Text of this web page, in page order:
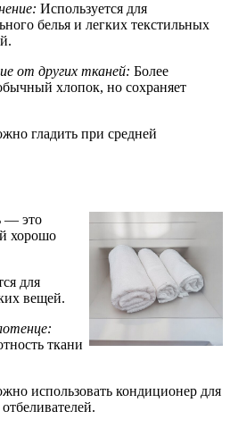
Используется для
белья и легких текстильных
от других тканей: Более
хлопок, но сохраняет
гладить при средней
— это
хорошо
для
вещей.
ткани
использовать кондиционер для